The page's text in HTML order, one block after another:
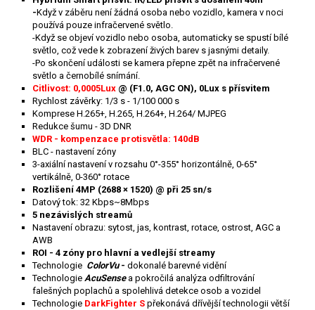
-Když v záběru není žádná osoba nebo vozidlo, kamera v noci
používá pouze infračervené světlo.
-Když se objeví vozidlo nebo osoba, automaticky se spustí bílé
světlo, což vede k zobrazení živých barev s jasnými detaily.
-Po skončení události se kamera přepne zpět na infračervené
světlo a černobílé snímání.
Citlivost: 0,0005Lux @ (F1.0, AGC ON), 0Lux s přísvitem
Rychlost závěrky: 1/3 s - 1/100 000 s
Komprese H.265+, H.265, H.264+, H.264/ MJPEG
Redukce šumu - 3D DNR
WDR - kompenzace protisvětla: 140dB
BLC - nastavení zóny
3-axiální nastavení v rozsahu 0°-355° horizontálně, 0-65°
vertikálně, 0-360° rotace
Rozlišení 4MP (2688 × 1520) @ při 25 sn/s
Datový tok: 32 Kbps~8Mbps
5 nezávislých streamů
Nastavení obrazu: sytost, jas, kontrast, rotace, ostrost, AGC a
AWB
ROI - 4 zóny pro hlavní a vedlejší streamy
Technologie ColorVu- dokonalé barevné vidění
Technologie AcuSensea pokročilá analýza odfiltrování
falešných poplachů a spolehlivá detekce osob a vozidel
Technologie DarkFighter S překonává dřívější technologii větší